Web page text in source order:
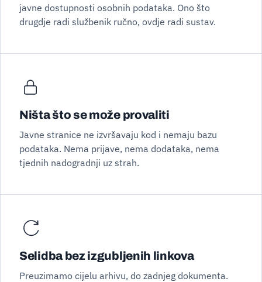
javne dostupnosti osobnih podataka. Ono što
drugdje radi službenik ručno, ovdje radi sustav.
Ništa što se može provaliti
Javne stranice ne izvršavaju kod i nemaju bazu
podataka. Nema prijave, nema dodataka, nema
tjednih nadogradnji uz strah.
Selidba bez izgubljenih linkova
Preuzimamo cijelu arhivu, do zadnjeg dokumenta.